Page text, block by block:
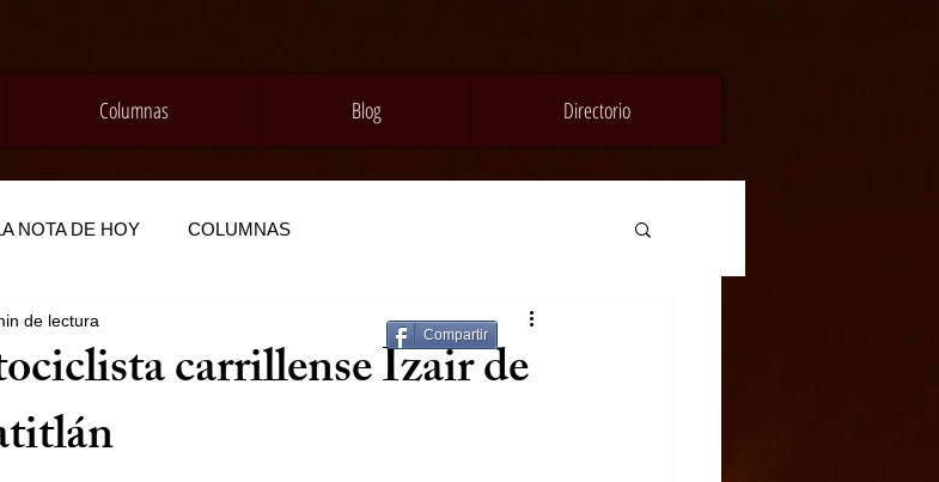
Columnas Blog Directorio
NOTA DE HOY COLUMNAS
carrillense Izair de
de lectura
Compartir